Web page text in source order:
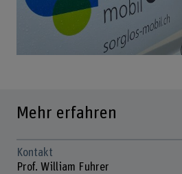
Mehr erfahren
Kontakt
Prof. William Fuhrer